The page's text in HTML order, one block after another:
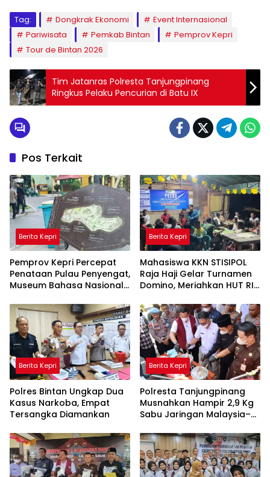
Tag: Dongkrak Ekonomi
Event Internasional
Pariwisata
Pemkab Bintan
Pemprov Kepri
Tour de Bintan 2026
Tim Jatanras Polresta Tanjungpinang
Ringkus Pelaku Pencurian di Batu IX
Pos Terkait
Berita Kepri
Pemprov Kepri Percepat
Penataan Pulau Penyengat,
Museum Bahasa Nasional
Berita Kepri
Mahasiswa KKN STISIPOL
Raja Haji Gelar Turnamen
Domino, Meriahkan HUT RI
Berita Kepri
Polres Bintan Ungkap Dua
Kasus Narkoba, Empat
Tersangka Diamankan
Berita Kepri
Polresta Tanjungpinang
Musnahkan Hampir 2,9 Kg
Sabu Jaringan Malaysia–
Ribuan Jiwa